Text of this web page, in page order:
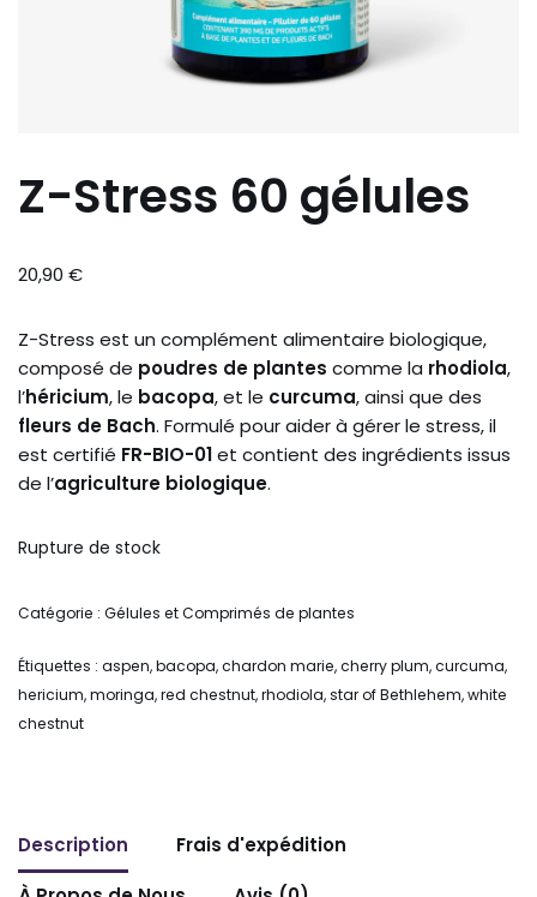
Z-Stress 60 gélules
20,90 €
Z-Stress est un complément alimentaire biologique,
composé de poudres de plantes comme la rhodiola,
l’héricium, le bacopa, et le curcuma, ainsi que des
fleurs de Bach. Formulé pour aider à gérer le stress, il
est certifié FR-BIO-01et contient des ingrédients issus
de l’agriculture biologique.
Rupture de stock
Catégorie : Gélules et Comprimés de plantes
Étiquettes : aspen,bacopa,chardon marie,cherry plum,curcuma,
hericium,moringa,red chestnut,rhodiola,star of Bethlehem,white
chestnut
Description
Frais d'expédition